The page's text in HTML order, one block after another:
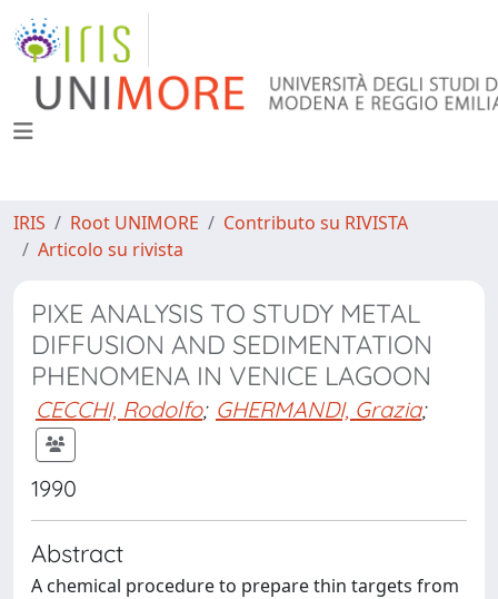
IRIS Root UNIMORE
Contributo su RIVISTA
Articolo su rivista
PIXE ANALYSIS TO STUDY METAL
DIFFUSION AND SEDIMENTATION
PHENOMENA IN VENICE LAGOON
CECCHI, Rodolfo; GHERMANDI, Grazia;
1990
Abstract
A chemical procedure to prepare thin targets from